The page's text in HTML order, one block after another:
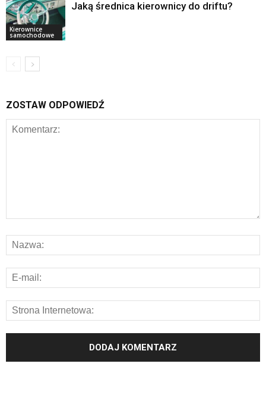
Kierownice
samochodowe
Jaką średnica kierownicy do driftu?
ZOSTAW ODPOWIEDŹ